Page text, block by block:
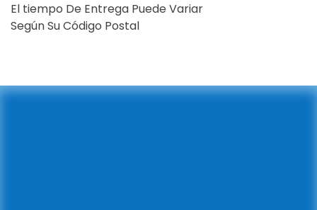
El tiempo De Entrega Puede Variar
Según Su Código Postal